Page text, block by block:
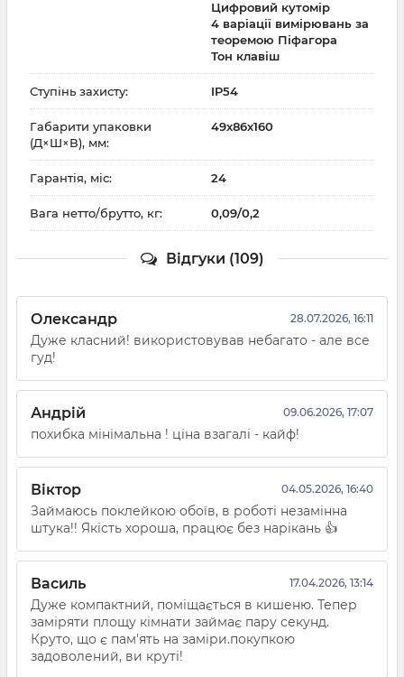
Цифровий кутомір
4 варіації вимірювань за
теоремою Піфагора
Тон клавіш
Ступінь захисту: IP54
Габарити упаковки
(Д×Ш×В), мм:
49х86х160
Гарантія, міс: 24
Вага нетто/брутто, кг: 0,09/0,2
Відгуки (109)
Олександр 28.07.2026, 16:11
Дуже класний! використовував небагато - але все
гуд!
Андрій 09.06.2026, 17:07
похибка мінімальна ! ціна взагалі - кайф!
Віктор 04.05.2026, 16:40
Займаюсь поклейкою обоїв, в роботі незамінна
штука!! Якість хороша, працює без нарікань 👍
Василь 17.04.2026, 13:14
Дуже компактний, поміщається в кишеню. Тепер
заміряти площу кімнати займає пару секунд.
Круто, що є пам'ять на заміри.покупкою
задоволений, ви круті!